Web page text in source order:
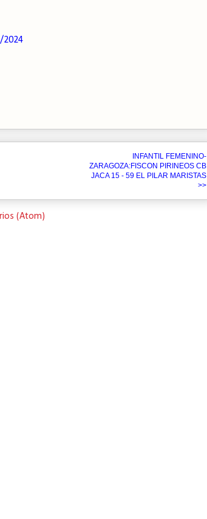
2024
INFANTIL FEMENINO-
ZARAGOZA:FISCON PIRINEOS CB
JACA 15 - 59 EL PILAR MARISTAS
>>
(Atom)